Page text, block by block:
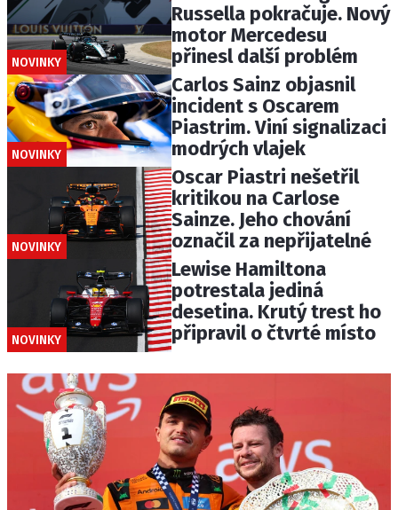
NOVINKY
Russella pokračuje. Nový
motor Mercedesu
přinesl další problém
NOVINKY
Carlos Sainz objasnil
incident s Oscarem
Piastrim. Viní signalizaci
modrých vlajek
NOVINKY
Oscar Piastri nešetřil
kritikou na Carlose
Sainze. Jeho chování
označil za nepřijatelné
NOVINKY
Lewise Hamiltona
potrestala jediná
desetina. Krutý trest ho
připravil o čtvrté místo